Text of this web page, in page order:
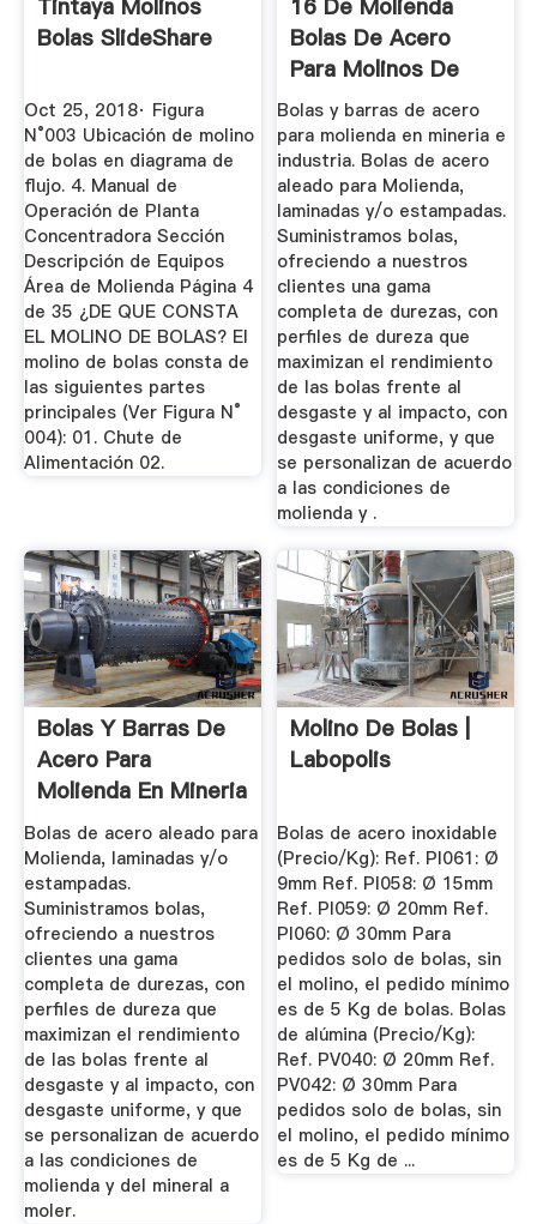
Tintaya Molinos
Bolas SlideShare
Oct 25, 2018· Figura
N°003 Ubicación de molino
de bolas en diagrama de
flujo. 4. Manual de
Operación de Planta
Concentradora Sección
Descripción de Equipos
Área de Molienda Página 4
de 35 ¿DE QUE CONSTA
EL MOLINO DE BOLAS? El
molino de bolas consta de
las siguientes partes
principales (Ver Figura N°
004): 01. Chute de
Alimentación 02.
16 De Molienda
Bolas De Acero
Para Molinos De
Bolas
Bolas y barras de acero
para molienda en mineria e
industria. Bolas de acero
aleado para Molienda,
laminadas y/o estampadas.
Suministramos bolas,
ofreciendo a nuestros
clientes una gama
completa de durezas, con
perfiles de dureza que
maximizan el rendimiento
de las bolas frente al
desgaste y al impacto, con
desgaste uniforme, y que
se personalizan de acuerdo
a las condiciones de
molienda y .
Bolas Y Barras De
Acero Para
Molienda En Mineria
E Industria.
Bolas de acero aleado para
Molienda, laminadas y/o
estampadas.
Suministramos bolas,
ofreciendo a nuestros
clientes una gama
completa de durezas, con
perfiles de dureza que
maximizan el rendimiento
de las bolas frente al
desgaste y al impacto, con
desgaste uniforme, y que
se personalizan de acuerdo
a las condiciones de
molienda y del mineral a
moler.
Molino De Bolas |
Labopolis
Bolas de acero inoxidable
(Precio/Kg): Ref. PI061: Ø
9mm Ref. PI058: Ø 15mm
Ref. PI059: Ø 20mm Ref.
PI060: Ø 30mm Para
pedidos solo de bolas, sin
el molino, el pedido mínimo
es de 5 Kg de bolas. Bolas
de alúmina (Precio/Kg):
Ref. PV040: Ø 20mm Ref.
PV042: Ø 30mm Para
pedidos solo de bolas, sin
el molino, el pedido mínimo
es de 5 Kg de ...